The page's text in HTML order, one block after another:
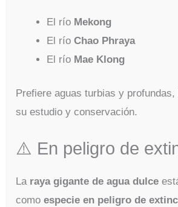
El río Mekong
El ríoChao Phraya
El río Mae Klong
Prefiere aguas turbias y
su estudio y conservación.
⚠️ En peligro de
La raya gigante de agua dulce
comoespecie en peligro de